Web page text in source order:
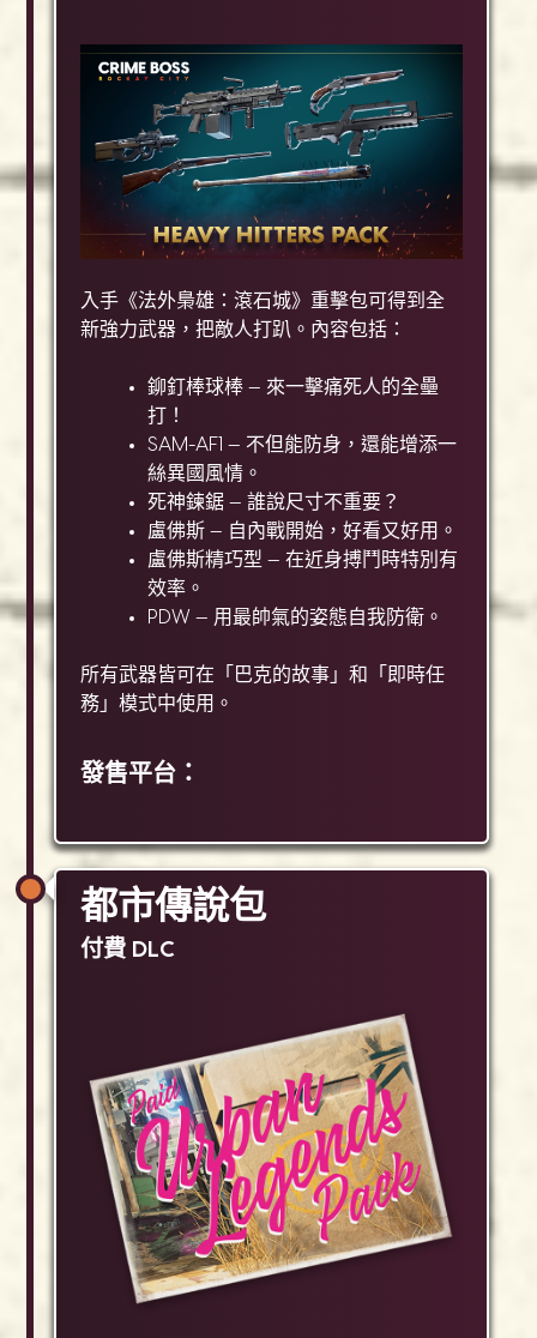
入手《法外梟雄：滾石城》重擊包可得到全
新強力武器，把敵人打趴。內容包括：
鉚釘棒球棒 — 來一擊痛死人的全壘
打！
SAM-AF1 — 不但能防身，還能增添一
絲異國風情。
死神鍊鋸 — 誰說尺寸不重要？
盧佛斯 — 自內戰開始，好看又好用。
盧佛斯精巧型 — 在近身搏鬥時特別有
效率。
PDW — 用最帥氣的姿態自我防衛。
所有武器皆可在「巴克的故事」和「即時任
務」模式中使用。
發售平台：
都市傳說包
付費 DLC